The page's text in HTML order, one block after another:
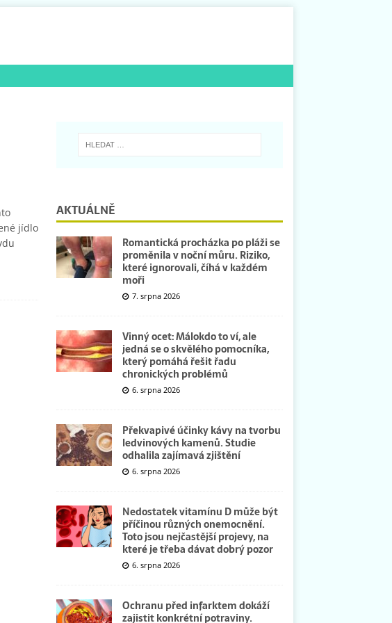
jídlo
AKTUÁLNĚ
Romantická procházka po pláži se
proměnila v noční můru. Riziko,
které ignorovali, číhá v každém
moři
7. srpna 2026
Vinný ocet: Málokdo to ví, ale
jedná se o skvělého pomocníka,
který pomáhá řešit řadu
chronických problémů
6. srpna 2026
Překvapivé účinky kávy na tvorbu
ledvinových kamenů. Studie
odhalila zajímavá zjištění
6. srpna 2026
Nedostatek vitamínu D může být
příčinou různých onemocnění.
Toto jsou nejčastější projevy, na
které je třeba dávat dobrý pozor
6. srpna 2026
Ochranu před infarktem dokáží
zajistit konkrétní potraviny.